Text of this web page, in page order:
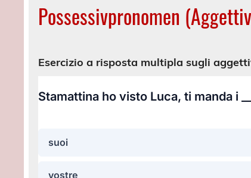
Possessivpronomen
Esercizio a risposta multipla sugli